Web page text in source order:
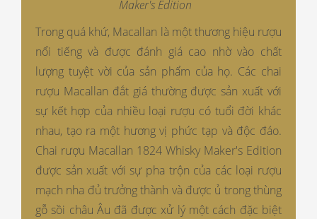
Maker's Edition
Trong quá khứ, Macallan là một thương hiệu rượu
nổi tiếng và được đánh giá cao nhờ vào chất
lượng tuyệt vời của sản phẩm của họ. Các chai
rượu Macallan đắt giá thường được sản xuất với
sự kết hợp của nhiều loại rượu có tuổi đời khác
nhau, tạo ra một hương vị phức tạp và độc đáo.
Chai rượu Macallan 1824 Whisky Maker's Edition
được sản xuất với sự pha trộn của các loại rượu
mạch nha đủ trưởng thành và được ủ trong thùng
gỗ sồi châu Âu đã được xử lý một cách đặc biệt